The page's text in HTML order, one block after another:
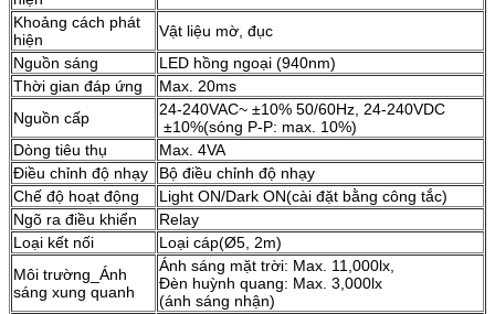
Khoảng cách phát
hiện
Vật liệu mờ, đục
Nguồn sáng
LED hồng ngoại (940nm)
Thời gian đáp ứng
Max. 20ms
Nguồn cấp
24-240VAC~ ±10% 50/60Hz, 24-240VDC
±10%(sóng P-P: max. 10%)
Dòng tiêu thụ
Max. 4VA
Điều chỉnh độ nhạy
Bộ điều chỉnh độ nhạy
Chế độ hoạt động
Light ON/Dark ON(cài đặt bằng công tắc)
Ngõ ra điều khiển
Relay
Loại kết nối
Loại cáp(Ø5, 2m)
Môi trường_Ánh
sáng xung quanh
Ánh sáng mặt trời: Max. 11,000lx,
Đèn huỳnh quang: Max. 3,000lx
(ánh sáng nhận)